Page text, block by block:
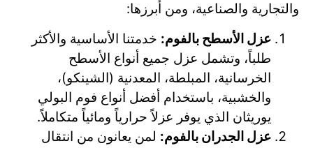
والتجارية والصناعية، ومن أبرزها:
عزل الأسطح بالفوم: خدمتنا الأساسية والأكثر
طلباً، وتشمل عزل جميع أنواع الأسطح
الخرسانية، المبلطة، المعدنية (الشينكو)،
والخشبية، باستخدام أفضل أنواع فوم البولي
يوريثان الذي يوفر عزلاً حرارياً ومائياً متكاملاً.
عزل الجدران بالفوم: لمن يعانون من انتقال